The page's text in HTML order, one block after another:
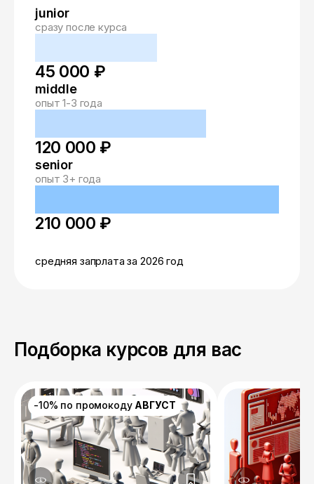
junior
сразу после курса
45 000 ₽
middle
опыт 1-3 года
120 000 ₽
senior
опыт 3+ года
210 000 ₽
средняя запрлата за 2026 год
Подборка курсов для вас
-10% по промокоду АВГУСТ